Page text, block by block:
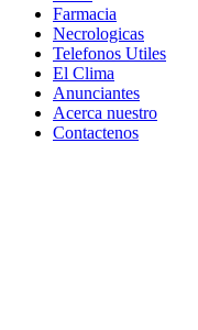
Farmacia
Necrologicas
Telefonos Utiles
El Clima
Anunciantes
Acerca nuestro
Contactenos